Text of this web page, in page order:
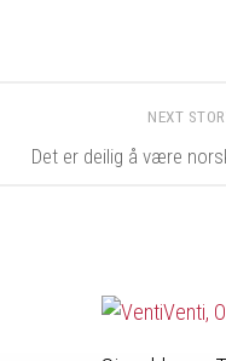
NEXT
Det er deilig å være